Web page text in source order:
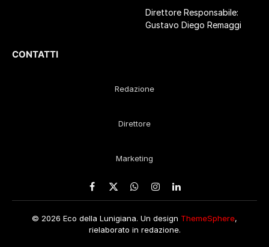
Direttore Responsabile:
Gustavo Diego Remaggi
CONTATTI
Redazione
Direttore
Marketing
Facebook
X
WhatsApp
Instagram
LinkedIn
© 2026 Eco della Lunigiana. Un design ThemeSphere,
rielaborato in redazione.